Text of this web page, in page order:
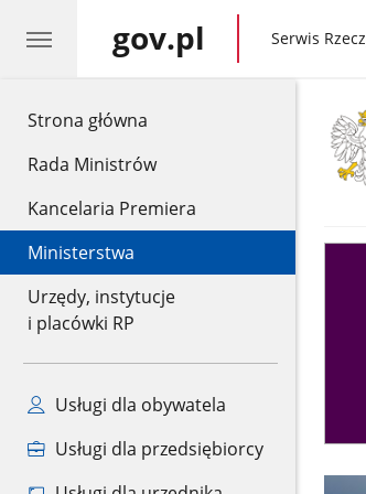
Strona główna
Rada Ministrów
Kancelaria Premiera
Ministerstwa
Urzędy, instytucje
i placówki RP
Usługi dla obywatela
Usługi dla przedsiębiorcy
gov.pl gov.pl
Serwis